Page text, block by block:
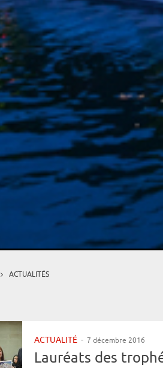
ACTUALITÉS
ACTUALITÉ - 7 décembre 2016
Lauréats des